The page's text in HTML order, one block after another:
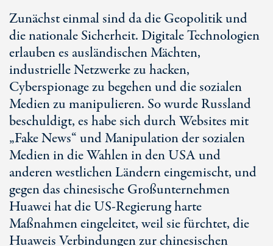
Zunächst einmal sind da die Geopolitik und
die nationale Sicherheit. Digitale Technologien
erlauben es ausländischen Mächten,
industrielle Netzwerke zu hacken,
Cyberspionage zu begehen und die sozialen
Medien zu manipulieren. So wurde Russland
beschuldigt, es habe sich durch Websites mit
„Fake News“ und Manipulation der sozialen
Medien in die Wahlen in den USA und
anderen westlichen Ländern eingemischt, und
gegen das chinesische Großunternehmen
Huawei hat die US-Regierung harte
Maßnahmen eingeleitet, weil sie fürchtet, die
Huaweis Verbindungen zur chinesischen